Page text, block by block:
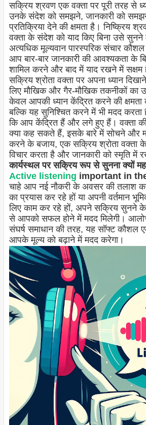
सक्रिय श्रवण एक वक्ता पर पूरी तरह से
उनके संदेश को समझने, जानकारी को
प्रतिक्रिया देने की क्षमता है। निष्क्रिय
वक्ता के संदेश को याद किए बिना उसे सुनने
अत्यधिक मूल्यवान पारस्परिक संचार
आप बार-बार जानकारी की आवश्यकता के
शामिल करने और बाद में याद रखने में सक्षम
सक्रिय श्रोता वक्ता पर अपना ध्यान
लिए मौखिक और गैर-मौखिक तकनीकों का
केवल आपकी ध्यान केंद्रित करने की क्षमता
बल्कि यह सुनिश्चित करने में भी मदद
कि आप केंद्रित हैं और लगे हुए हैं। वक्ता की
क्या कह सकते हैं, इसके बारे में सोचने और
करने के बजाय, एक सक्रिय श्रोता वक्ता के
विचार करता है और जानकारी को स्मृति में
कार्यस्थल पर सक्रिय रूप से सुनना क्यों
Active listening important in
चाहे आप नई नौकरी के अवसर की तलाश कर
का प्रयास कर रहे हों या अपनी वर्तमान
लिए काम कर रहे हों, अपने सक्रिय सुनने
से आपको सफल होने में मदद मिलेगी।
संघर्ष समाधान की तरह, यह सॉफ्ट कौशल
आपके मूल्य को बढ़ाने में मदद करेगा।